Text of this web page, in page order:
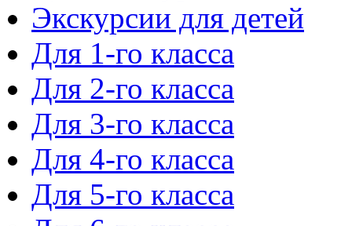
Экскурсии для детей
Для 1-го класса
Для 2-го класса
Для 3-го класса
Для 4-го класса
Для 5-го класса